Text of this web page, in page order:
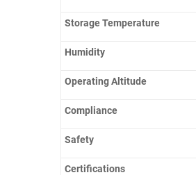
Storage Temperature
Humidity
Operating Altitude
Compliance
Safety
Certifications